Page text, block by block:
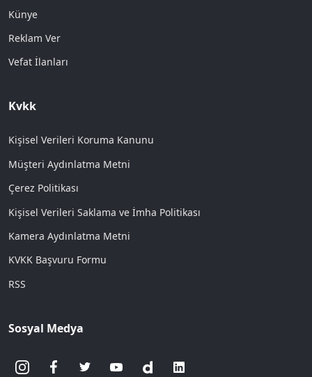
Künye
Reklam Ver
Vefat İlanları
Kvkk
Kişisel Verileri Koruma Kanunu
Müşteri Aydınlatma Metni
Çerez Politikası
Kişisel Verileri Saklama ve İmha Politikası
Kamera Aydınlatma Metni
KVKK Başvuru Formu
RSS
Sosyal Medya